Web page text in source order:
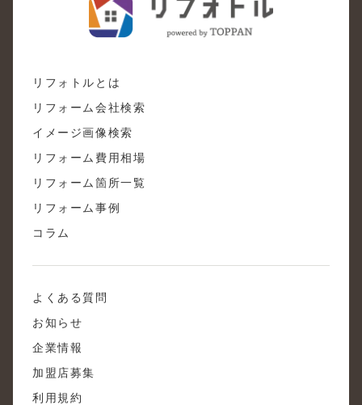
リフォトルとは
リフォーム会社検索
イメージ画像検索
リフォーム費用相場
リフォーム箇所一覧
リフォーム事例
コラム
よくある質問
お知らせ
企業情報
加盟店募集
利用規約